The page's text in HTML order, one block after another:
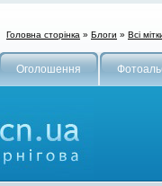
Головна сторінка » Блоги » Всі
Оголошення